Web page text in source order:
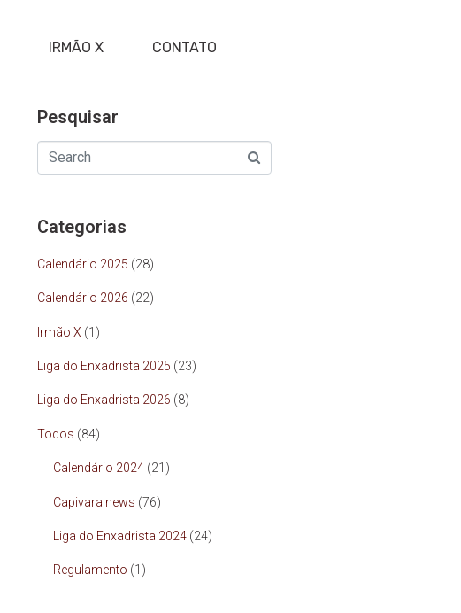
IRMÃO X CONTATO
Pesquisar
Categorias
Calendário 2025 (28)
Calendário 2026 (22)
Irmão X (1)
Liga do Enxadrista 2025 (23)
Liga do Enxadrista 2026 (8)
Todos (84)
Calendário 2024 (21)
Capivara news (76)
Liga do Enxadrista 2024 (24)
Regulamento (1)